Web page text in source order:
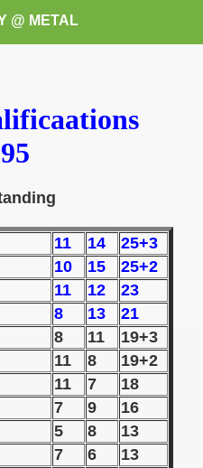
@ METAL
11 14
25+3
10 15
25+2
11 12
23
8 13
21
8 11
19+3
11 8
19+2
11 7
18
7 9
16
5 8
13
7 6
13
to exchange or sale)
Championship)